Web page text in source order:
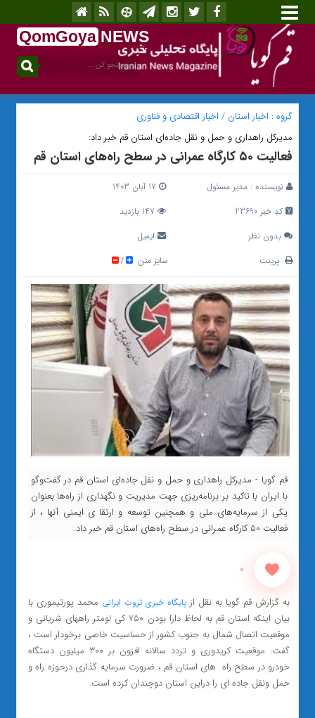
QomGoya NEWS
.ir
گروه : اخبار استان / اخبار اقتصادی و فناوری
مدیرکل راهداری و حمل و نقل جاده‌ای استان قم خبر داد:
فعالیت ۵۰ کارگاه عمرانی در سطح راه‌های استان قم
نویسنده : مدیر مسئول
کد خبر 23690
بدون نظر
ایمیل
پرینت
سایز متن /
قم گویا - مدیرکل راهداری و حمل و نقل جاده‌ای استان قم در گفت‌وگو
با ایران با تاکید بر برنامه‌ریزی جهت مدیریت و نگهداری از راه‌ها بعنوان
یکی از سرمایه‌های ملی و همچنین توسعه و ارتقا ی ایمنی آنها ، از
فعالیت 50 کارگاه عمرانی در سطح راه‌های استان قم خبر داد.
0
به گزارش قم گویا به نقل از پایگاه خبری ثروت ایرانی محمد پورتیموری با
بیان اینکه استان قم به لحاظ دارا بودن ۷۵۰ کی لومتر راههای شریانی و
موقعیت اتصال شمال به جنوب کشور از حساسیت خاصی برخودار است ،
گفت: موقعیت کریدوری و تردد سالانه افزون بر ۳۰۰ میلیون دستگاه
خودرو در سطح راه ‌ های استان قم ، ضرورت سرمایه گذاری درحوزه راه و
حمل ونقل جاده ای را دراین استان دوچندان کرده است.